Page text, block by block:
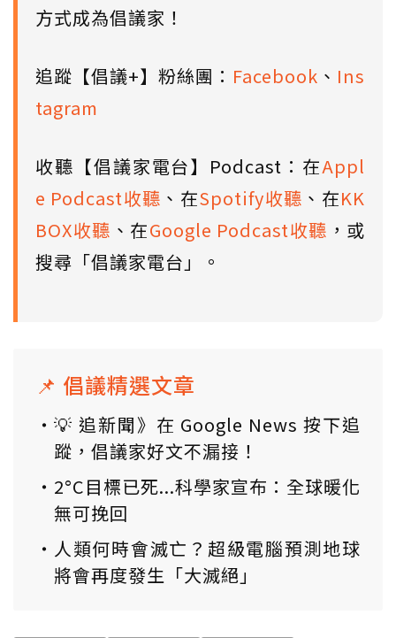
方式成為倡議家！
追蹤【倡議+】粉絲團： Facebook 、 Ins
tagram
收聽【倡議家電台】Podcast：在Appl
e Podcast收聽 、在Spotify收聽 、在KK
BOX收聽 、在Google Podcast收聽 ，或
搜尋「倡議家電台」。
📌 倡議精選文章
💡 追新聞》在 Google News 按下追
蹤，倡議家好文不漏接！
2°C目標已死...科學家宣布：全球暖化
無可挽回
人類何時會滅亡？超級電腦預測地球
將會再度發生「大滅絕」